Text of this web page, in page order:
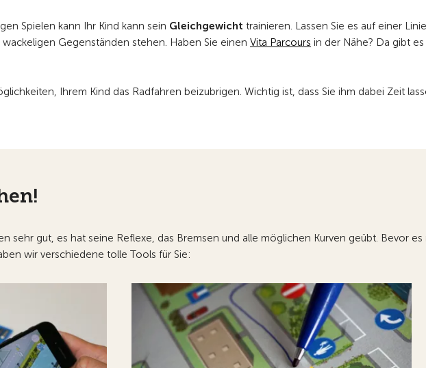
Spielen kann Ihr Kind kann sein Gleichgewicht trainieren. Lassen Sie es auf einer
Gegenständen stehen. Haben Sie einen Vita Parcours in der Nähe? Da gibt
Ihrem Kind das Radfahren beizubrigen. Wichtig ist, dass Sie ihm dabei Zeit
sehr gut, es hat seine Reflexe, das Bremsen und alle möglichen Kurven geübt. Bevor
wir verschiedene tolle Tools für Sie: